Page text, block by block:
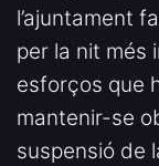
l’ajuntament
per la nit més
esforços que
mantenir-se
suspensió de